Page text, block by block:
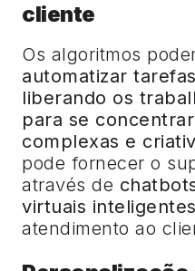
cliente
Os algoritmos
automatizar
liberando os
para se
complexas e
pode fornecer o
através de
virtuais inteligentes
atendimento ao